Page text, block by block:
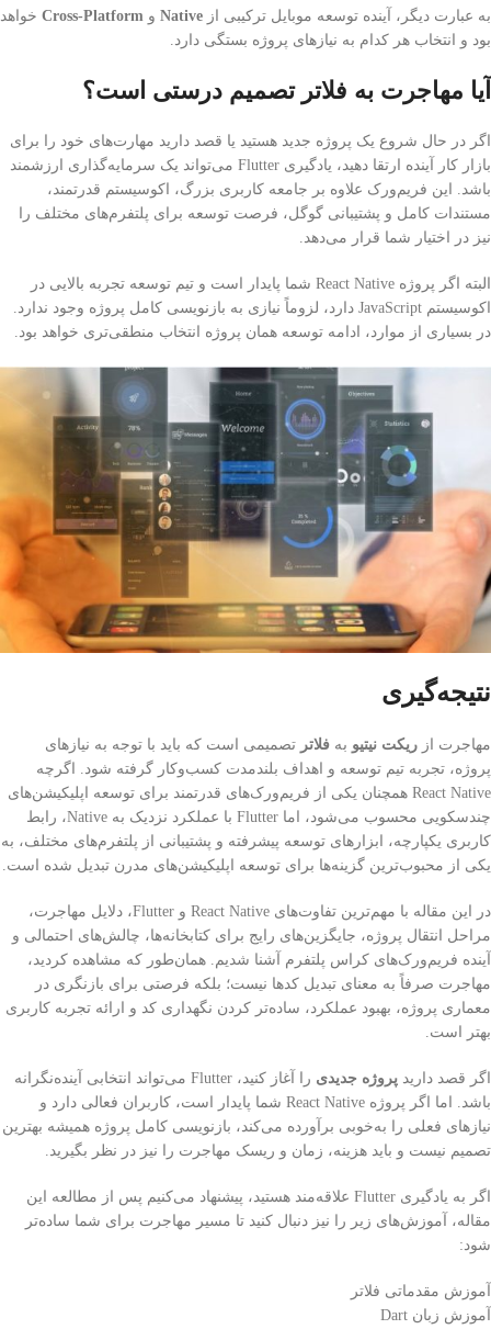
به عبارت دیگر، آینده توسعه موبایل ترکیبی از Native و Cross-Platform خواهد
بود و انتخاب هر کدام به نیازهای پروژه بستگی دارد.
آیا مهاجرت به فلاتر تصمیم درستی است؟
اگر در حال شروع یک پروژه جدید هستید یا قصد دارید مهارت‌های خود را برای
بازار کار آینده ارتقا دهید، یادگیری Flutter می‌تواند یک سرمایه‌گذاری ارزشمند
باشد. این فریم‌ورک علاوه بر جامعه کاربری بزرگ، اکوسیستم قدرتمند،
مستندات کامل و پشتیبانی گوگل، فرصت توسعه برای پلتفرم‌های مختلف را
نیز در اختیار شما قرار می‌دهد.
البته اگر پروژه React Native شما پایدار است و تیم توسعه تجربه بالایی در
اکوسیستم JavaScript دارد، لزوماً نیازی به بازنویسی کامل پروژه وجود ندارد.
در بسیاری از موارد، ادامه توسعه همان پروژه انتخاب منطقی‌تری خواهد بود.
نتیجه‌گیری
مهاجرت از ریکت نیتیو به فلاتر تصمیمی است که باید با توجه به نیازهای
پروژه، تجربه تیم توسعه و اهداف بلندمدت کسب‌وکار گرفته شود. اگرچه
React Native همچنان یکی از فریم‌ورک‌های قدرتمند برای توسعه اپلیکیشن‌های
چندسکویی محسوب می‌شود، اما Flutter با عملکرد نزدیک به Native، رابط
کاربری یکپارچه، ابزارهای توسعه پیشرفته و پشتیبانی از پلتفرم‌های مختلف، به
یکی از محبوب‌ترین گزینه‌ها برای توسعه اپلیکیشن‌های مدرن تبدیل شده است.
در این مقاله با مهم‌ترین تفاوت‌های React Native و Flutter، دلایل مهاجرت،
مراحل انتقال پروژه، جایگزین‌های رایج برای کتابخانه‌ها، چالش‌های احتمالی و
آینده فریم‌ورک‌های کراس پلتفرم آشنا شدیم. همان‌طور که مشاهده کردید،
مهاجرت صرفاً به معنای تبدیل کدها نیست؛ بلکه فرصتی برای بازنگری در
معماری پروژه، بهبود عملکرد، ساده‌تر کردن نگهداری کد و ارائه تجربه کاربری
بهتر است.
اگر قصد دارید پروژه جدیدی
را آغاز کنید، Flutter می‌تواند انتخابی آینده‌نگرانه
باشد. اما اگر پروژه React Native شما پایدار است، کاربران فعالی دارد و
نیازهای فعلی را به‌خوبی برآورده می‌کند، بازنویسی کامل پروژه همیشه بهترین
تصمیم نیست و باید هزینه، زمان و ریسک مهاجرت را نیز در نظر بگیرید.
اگر به یادگیری Flutter علاقه‌مند هستید، پیشنهاد می‌کنیم پس از مطالعه این
مقاله، آموزش‌های زیر را نیز دنبال کنید تا مسیر مهاجرت برای شما ساده‌تر
شود:
آموزش مقدماتی فلاتر
آموزش زبان Dart